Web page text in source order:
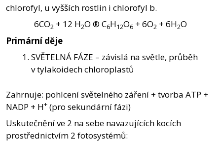
chlorofyl, u vyšších rostlin i chlorofyl b.
6CO2 + 12 H2O ® C6H12O6 + 6O2 + 6H2O
Primární děje
SVĚTELNÁ FÁZE – závislá na světle, průběh
v tylakoidech chloroplastů
Zahrnuje: pohlcení světelného záření + tvorba ATP +
NADP + H+ (pro sekundární fázi)
Uskutečnění ve 2 na sebe navazujících kocích
prostřednictvím 2 fotosystémů: